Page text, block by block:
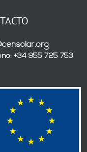
+34 955 725 753